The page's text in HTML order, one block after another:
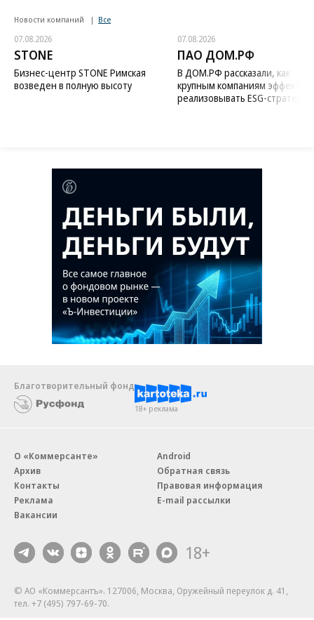
Новости компаний Все
07.08.2026
STONE
Бизнес-центр STONE Римская
возведен в полную высоту
07.08.2026
ПАО ДОМ.РФ
В ДОМ.РФ рассказали, как
крупным компаниям
реализовывать ESG-стратегию
Благотворительный фонд
18+ реклама
О «Коммерсанте»
Архив
Контакты
Реклама
Вакансии
Android
Обратная связь
Правовая информация
E-mail рассылки
18+
© АО «Коммерсантъ». 127006, Москва, Оружейный переулок д. 41,
тел. +7 (495) 797-69-70.